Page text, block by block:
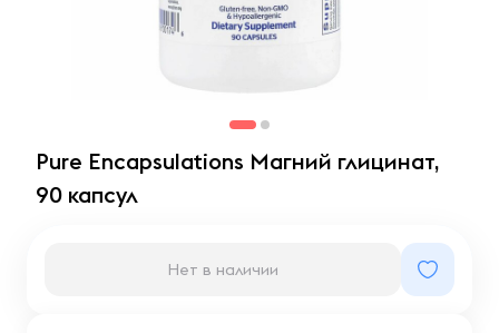
Pure Encapsulations Магний глицинат,
90 капсул
Нет в наличии